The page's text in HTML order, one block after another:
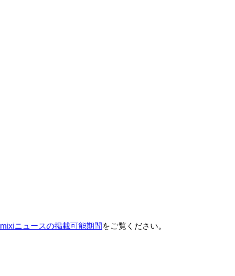
mixiニュースの掲載可能期間 をご覧ください。